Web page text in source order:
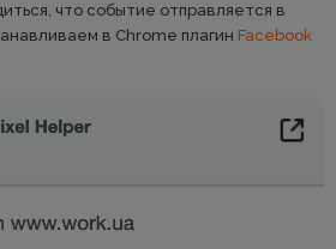
что событие отправляется в
в Chrome плагин Facebook